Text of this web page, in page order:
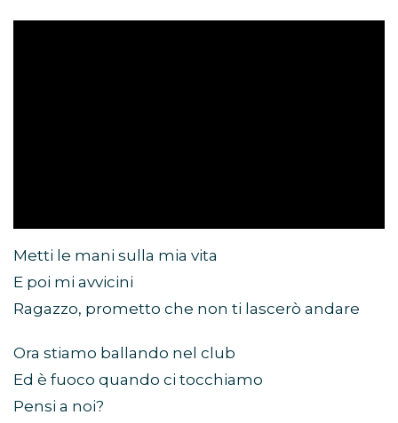
Metti le mani sulla mia vita
E poi mi avvicini
Ragazzo, prometto che non ti lascerò andare
Ora stiamo ballando nel club
Ed è fuoco quando ci tocchiamo
Pensi a noi?